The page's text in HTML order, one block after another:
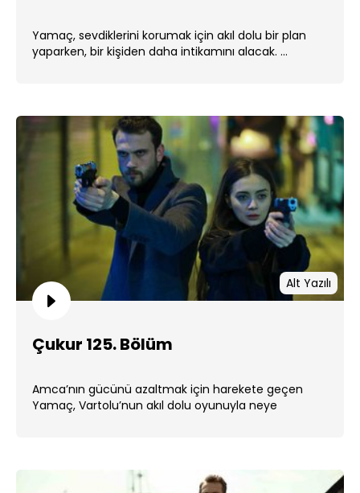
Yamaç, sevdiklerini korumak için akıl dolu bir plan
yaparken, bir kişiden daha intikamını alacak. ...
Alt Yazılı
Çukur 125. Bölüm
Amca’nın gücünü azaltmak için harekete geçen
Yamaç, Vartolu’nun akıl dolu oyunuyla neye